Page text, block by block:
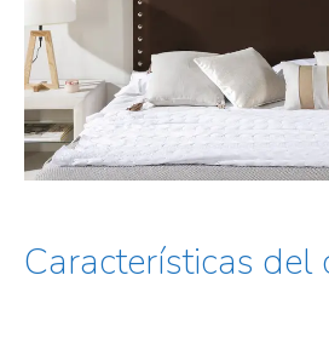
Características del